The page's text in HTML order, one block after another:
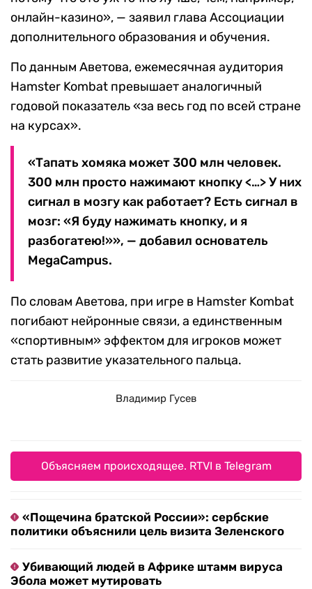
онлайн-казино», — заявил глава Ассоциации
дополнительного образования и обучения.
По данным Аветова, ежемесячная аудитория
Hamster Kombat превышает аналогичный
годовой показатель «за весь год по всей стране
на курсах».
«Тапать хомяка может 300 млн человек.
300 млн просто нажимают кнопку <…> У них
сигнал в мозгу как работает? Есть сигнал в
мозг: «Я буду нажимать кнопку, и я
разбогатею!»», — добавил основатель
MegaCampus.
По словам Аветова, при игре в Hamster Kombat
погибают нейронные связи, а единственным
«спортивным» эффектом для игроков может
стать развитие указательного пальца.
Владимир Гусев
Объясняем происходящее. RTVI в Telegram
«Пощечина братской России»: сербские
политики объяснили цель визита Зеленского
Убивающий людей в Африке штамм вируса
Эбола может мутировать